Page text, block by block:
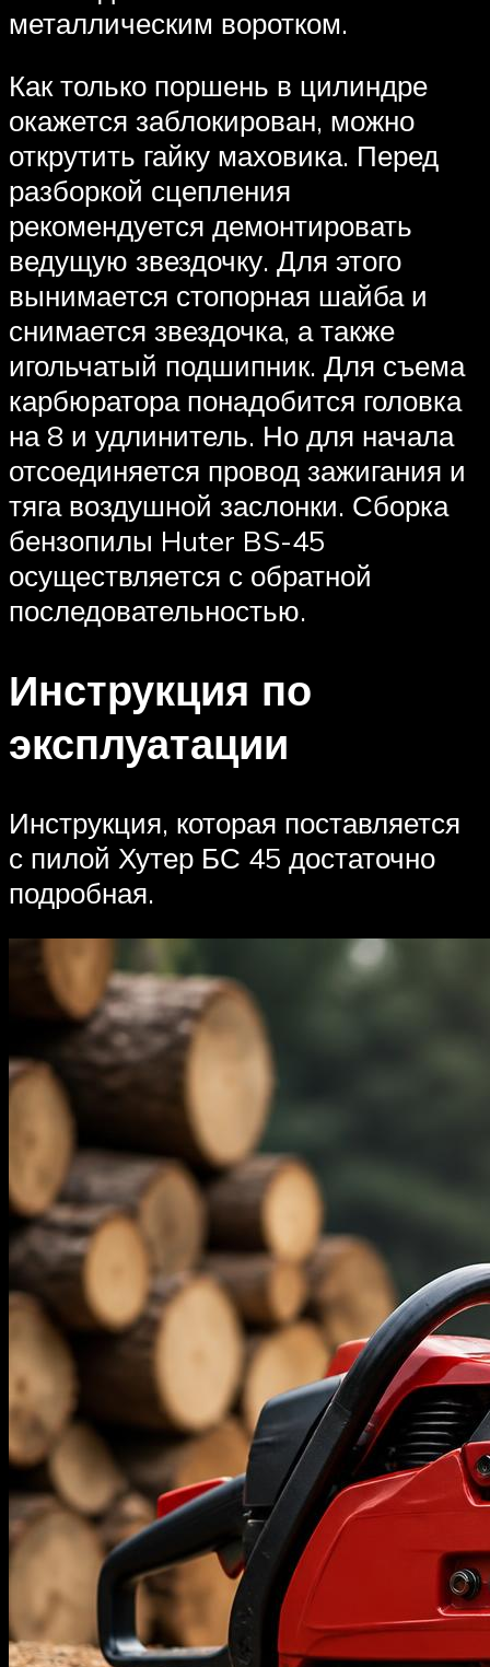
металлическим воротком.
Как только поршень в цилиндре
окажется заблокирован, можно
открутить гайку маховика. Перед
разборкой сцепления
рекомендуется демонтировать
ведущую звездочку. Для этого
вынимается стопорная шайба и
снимается звездочка, а также
игольчатый подшипник. Для съема
карбюратора понадобится головка
на 8 и удлинитель. Но для начала
отсоединяется провод зажигания и
тяга воздушной заслонки. Сборка
бензопилы Huter BS-45
осуществляется с обратной
последовательностью.
Инструкция по
эксплуатации
Инструкция, которая поставляется
с пилой Хутер БС 45 достаточно
подробная.